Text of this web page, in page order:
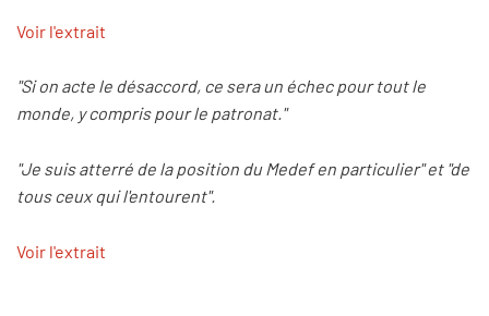
Voir l'extrait
"Si on acte le désaccord, ce sera un échec pour tout le
monde, y compris pour le patronat."
"Je suis atterré de la position du Medef en particulier" et "de
tous ceux qui l'entourent".
Voir l'extrait